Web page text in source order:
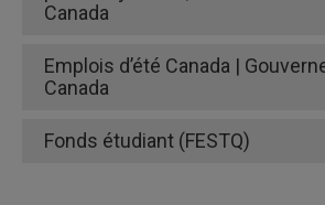
40 %
Canada
Emplois d’été Canada |
Canada
Fonds étudiant (FESTQ)